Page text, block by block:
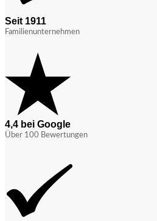
Seit 1911
Familienunternehmen
4,4 bei Google
Über 100 Bewertungen